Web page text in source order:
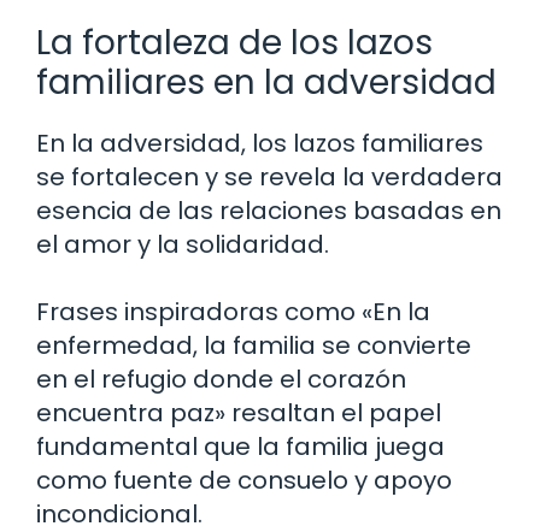
La fortaleza de los lazos
familiares en la adversidad
En la adversidad, los lazos familiares
se fortalecen y se revela la verdadera
esencia de las relaciones basadas en
el amor y la solidaridad.
Frases inspiradoras como «En la
enfermedad, la familia se convierte
en el refugio donde el corazón
encuentra paz» resaltan el papel
fundamental que la familia juega
como fuente de consuelo y apoyo
incondicional.